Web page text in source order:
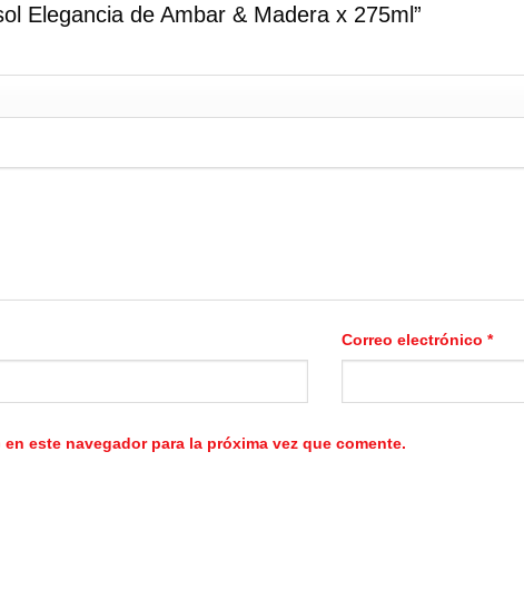
Elegancia de Ambar & Madera x 275ml”
Correo electrónico *
este navegador para la próxima vez que comente.